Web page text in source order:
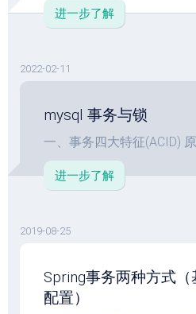
进一步了解
2022-02-11
mysql 事务与锁
一、事务四大特征(ACID) 原
进一步了解
2019-08-25
Spring事务两种方式
配置）